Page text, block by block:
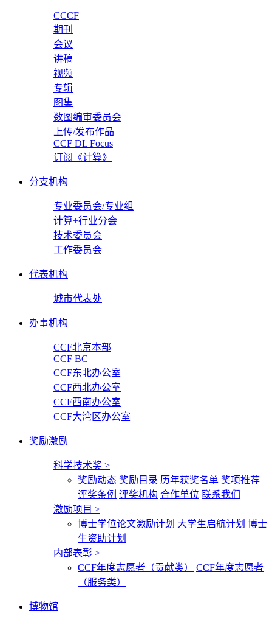
CCCF
期刊
会议
讲稿
视频
专辑
图集
数图编审委员会
上传/发布作品
CCF DL Focus
订阅《计算》
分支机构
专业委员会/专业组
计算+行业分会
技术委员会
工作委员会
代表机构
城市代表处
办事机构
CCF北京本部
CCF BC
CCF东北办公室
CCF西北办公室
CCF西南办公室
CCF大湾区办公室
奖励激励
科学技术奖 >
奖励动态 奖励目录 历年获奖名单 奖项推荐
评奖条例 评奖机构 合作单位 联系我们
激励项目 >
博士学位论文激励计划 大学生启航计划 博士
生资助计划
内部表彰 >
CCF年度志愿者（贡献类）
CCF年度志愿者
（服务类）
博物馆